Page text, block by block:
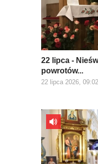
22 lipca -
powrotów...
22 lipca 2026, 09:02